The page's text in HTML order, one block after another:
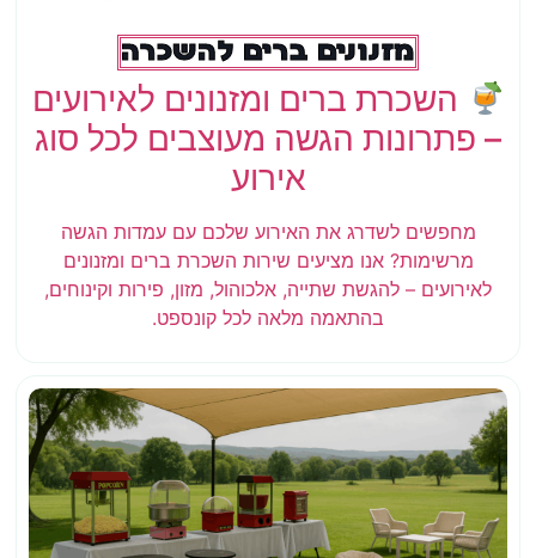
מזנונים ברים להשכרה
השכרת ברים ומזנונים לאירועים
– פתרונות הגשה מעוצבים לכל סוג
אירוע
מחפשים לשדרג את האירוע שלכם עם עמדות הגשה
מרשימות? אנו מציעים שירות השכרת ברים ומזנונים
לאירועים – להגשת שתייה, אלכוהול, מזון, פירות וקינוחים,
בהתאמה מלאה לכל קונספט.